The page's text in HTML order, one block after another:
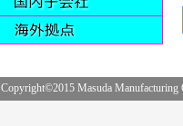
Copyright©2015 Masuda Manufacturing